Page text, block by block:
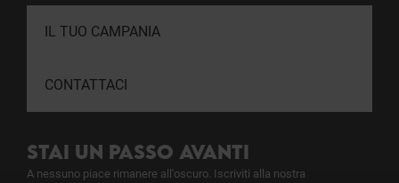
IL TUO CAMPANIA
CONTATTACI
STAI UN PASSO AVANTI
A nessuno piace rimanere all'oscuro. Iscriviti alla nostra